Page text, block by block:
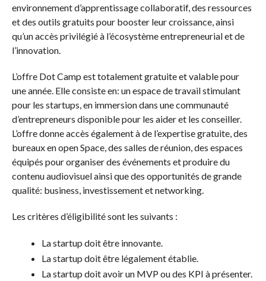
environnement d’apprentissage collaboratif, des ressources
et des outils gratuits pour booster leur croissance, ainsi
qu’un accès privilégié à l’écosystème entrepreneurial et de
l’innovation.
L’offre Dot Camp est totalement gratuite et valable pour
une année. Elle consiste en: un espace de travail stimulant
pour les startups, en immersion dans une communauté
d’entrepreneurs disponible pour les aider et les conseiller.
L’offre donne accès également à de l’expertise gratuite, des
bureaux en open Space, des salles de réunion, des espaces
équipés pour organiser des événements et produire du
contenu audiovisuel ainsi que des opportunités de grande
qualité: business, investissement et networking.
Les critères d’éligibilité sont les suivants :
La startup doit être innovante.
La startup doit être légalement établie.
La startup doit avoir un MVP ou des KPI à présenter.